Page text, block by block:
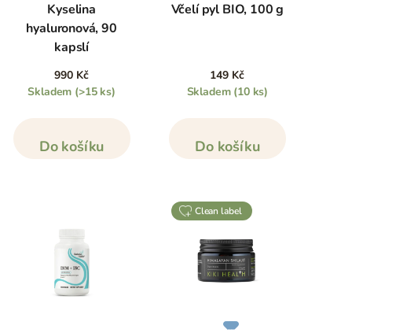
Kyselina
hyaluronová, 90
kapslí
990 Kč
Skladem (>15 ks)
Do košíku
Včelí pyl BIO, 100 g
149 Kč
Skladem (10 ks)
Do košíku
clean label